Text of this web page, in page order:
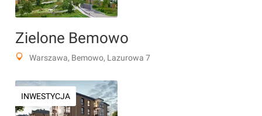
Zielone Bemowo
Warszawa, Bemowo, Lazurowa 7
INWESTYCJA